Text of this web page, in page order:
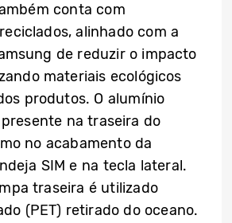
conta com
alinhado com a
de reduzir o impacto
materiais ecológicos
produtos. O alumínio
na traseira do
no acabamento da
SIM e na tecla lateral.
traseira é utilizado
(PET) retirado do oceano.